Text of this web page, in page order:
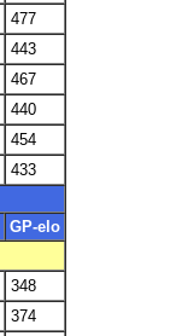
477
443
467
440
454
433
GP-elo
348
374